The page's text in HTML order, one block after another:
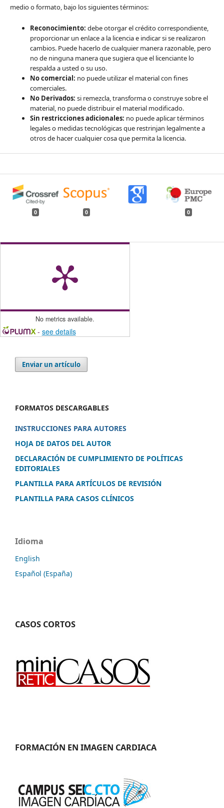
medio o formato, bajo los siguientes términos:
Reconocimiento: debe otorgar el crédito correspondiente,
proporcionar un enlace a la licencia e indicar si se realizaron
cambios. Puede hacerlo de cualquier manera razonable, pero
no de ninguna manera que sugiera que el licenciante lo
respalda a usted o su uso.
No comercial: no puede utilizar el material con fines
comerciales.
No Derivados: si remezcla, transforma o construye sobre el
material, no puede distribuir el material modificado.
Sin restricciones adicionales: no puede aplicar términos
legales o medidas tecnológicas que restrinjan legalmente a
otros de hacer cualquier cosa que permita la licencia.
0 0 0
No metrics available.
- see details
Enviar un artículo
FORMATOS DESCARGABLES
INSTRUCCIONES PARA AUTORES
HOJA DE DATOS DEL AUTOR
DECLARACIÓN DE CUMPLIMIENTO DE POLÍTICAS
EDITORIALES
PLANTILLA PARA ARTÍCULOS DE REVISIÓN
PLANTILLA PARA CASOS CLÍNICOS
Idioma
English
Español (España)
CASOS CORTOS
FORMACIÓN EN IMAGEN CARDIACA